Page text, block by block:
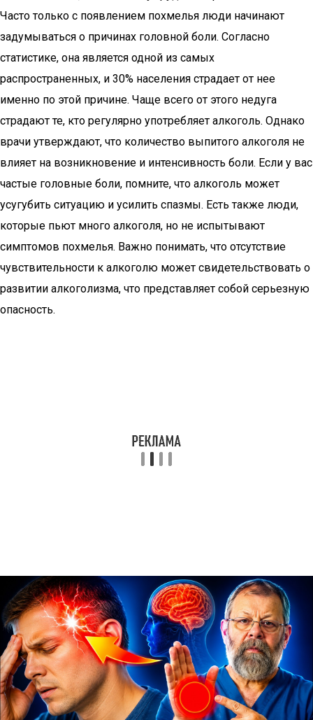
Часто только с появлением похмелья люди начинают
задумываться о причинах головной боли. Согласно
статистике, она является одной из самых
распространенных, и 30% населения страдает от нее
именно по этой причине. Чаще всего от этого недуга
страдают те, кто регулярно употребляет алкоголь. Однако
врачи утверждают, что количество выпитого алкоголя не
влияет на возникновение и интенсивность боли. Если у вас
частые головные боли, помните, что алкоголь может
усугубить ситуацию и усилить спазмы. Есть также люди,
которые пьют много алкоголя, но не испытывают
симптомов похмелья. Важно понимать, что отсутствие
чувствительности к алкоголю может свидетельствовать о
развитии алкоголизма, что представляет собой серьезную
опасность.